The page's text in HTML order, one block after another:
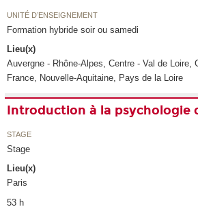
UNITÉ D’ENSEIGNEMENT
Formation hybride soir ou samedi
Lieu(x)
Auvergne - Rhône-Alpes, Centre - Val de Loire,
France, Nouvelle-Aquitaine, Pays de la Loire
Introduction à la psychologie
STAGE
Stage
Lieu(x)
Paris
53 h